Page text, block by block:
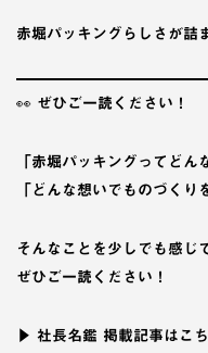
赤堀パッキングらしさが詰
👀 ぜひご一読ください！
「赤堀パッキングってどん
「どんな想いでものづくり
そんなことを少しでも感じ
ぜひご一読ください！
▶ 社長名鑑 掲載記事は